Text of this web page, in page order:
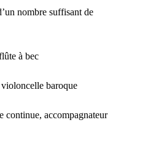
nombre suffisant de
à bec
baroque
continue, accompagnateur